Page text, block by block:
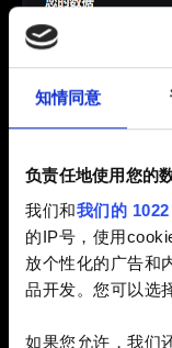
知情同意
负责任地使用您的
我们和我们的
的IP号，使用
放个性化的广告和
品开发。您可以选
如果您允许，我们
3.使用任何可用